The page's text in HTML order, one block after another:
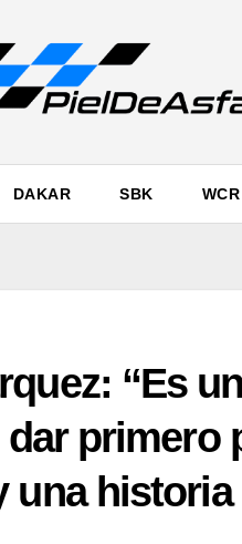
DAKAR SBK WCR
“Es
primero
historia